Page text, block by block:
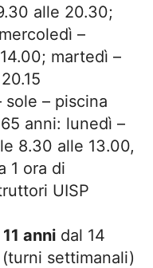
alle 20.30;
–
martedì –
sole – piscina
anni: lunedì –
8.30 alle 13.00,
1 ora di
UISP
anni dal 14
settimanali)